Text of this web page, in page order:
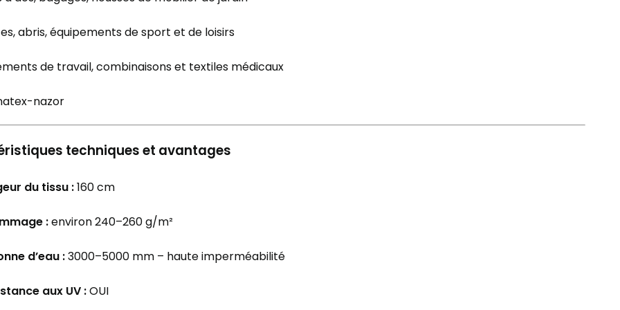
abris, équipements de sport et de loisirs
de travail, combinaisons et textiles médicaux
techniques et avantages
du tissu :160 cm
:environ 240–260 g/m²
d’eau :3000–5000 mm – haute imperméabilité
aux UV :OUI